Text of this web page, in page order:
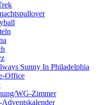
Sunny In Philadelphia
Office
WG-Zimmer
Adventskalender